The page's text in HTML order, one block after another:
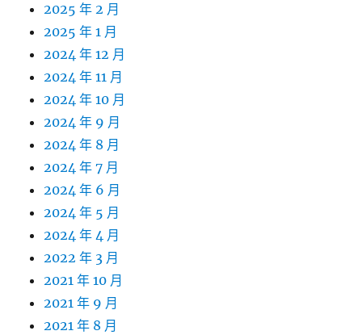
2025 年 2 月
2025 年 1 月
2024 年 12 月
2024 年 11 月
2024 年 10 月
2024 年 9 月
2024 年 8 月
2024 年 7 月
2024 年 6 月
2024 年 5 月
2024 年 4 月
2022 年 3 月
2021 年 10 月
2021 年 9 月
2021 年 8 月